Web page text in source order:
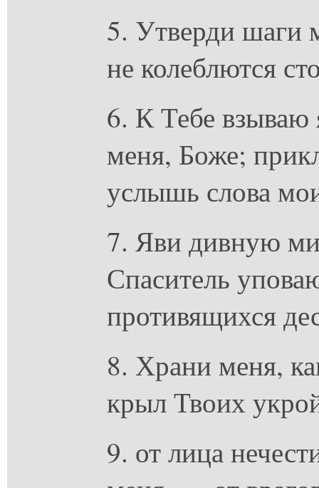
5. Утверди шаги
не колеблются
6. К Тебе
меня, Боже;
услышь слова
7. Яви дивную
Спаситель
противящихся
8. Храни меня,
крыл Твоих
9. от лица